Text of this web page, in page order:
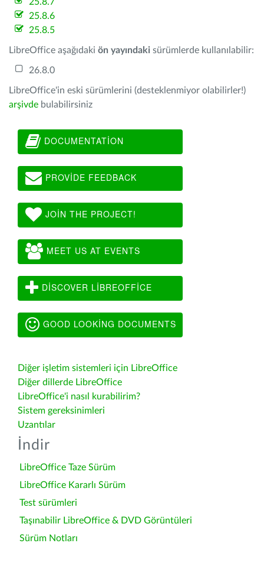
25.8.6
25.8.5
LibreOffice aşağıdaki ön yayındaki sürümlerde kullanılabilir:
26.8.0
LibreOffice'in eski sürümlerini (desteklenmiyor olabilirler!)
arşivde bulabilirsiniz
DOCUMENTATION
PROVIDE FEEDBACK
JOIN THE PROJECT!
MEET US AT EVENTS
DISCOVER LIBREOFFICE
GOOD LOOKING DOCUMENTS
Diğer işletim sistemleri için LibreOffice
Diğer dillerde LibreOffice
LibreOffice'i nasıl kurabilirim?
Sistem gereksinimleri
Uzantılar
İndir
LibreOffice Taze Sürüm
LibreOffice Kararlı Sürüm
Test sürümleri
Taşınabilir LibreOffice & DVD Görüntüleri
Sürüm Notları